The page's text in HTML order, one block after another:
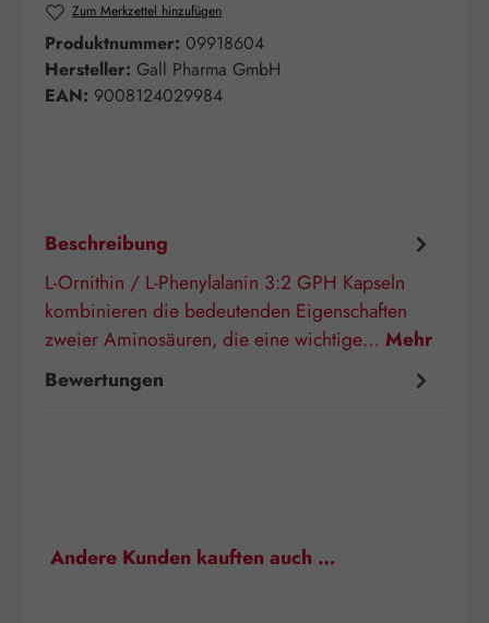
Zum Merkzettel hinzufügen
Produktnummer: 09918604
Hersteller: Gall Pharma GmbH
EAN: 9008124029984
Beschreibung
L-Ornithin / L-Phenylalanin 3:2 GPH Kapseln
kombinieren die bedeutenden Eigenschaften
zweier Aminosäuren, die eine wichtige… Mehr
Bewertungen
Produktgalerie überspringen
Andere Kunden kauften auch …